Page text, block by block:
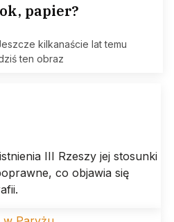
papier?
kilkanaście lat temu
ten obraz
III Rzeszy jej stosunki
co objawia się